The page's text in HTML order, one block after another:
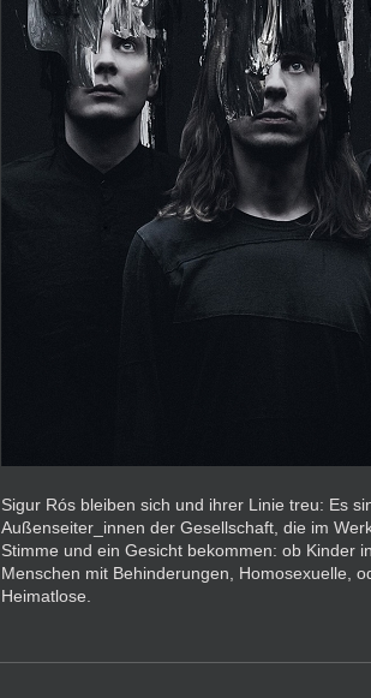
Sigur Rós bleiben sich und ihrer Linie treu: Es
Außenseiter_innen der Gesellschaft, die im
Stimme und ein Gesicht bekommen: ob Kinder
Menschen mit Behinderungen, Homosexuelle,
Heimatlose.